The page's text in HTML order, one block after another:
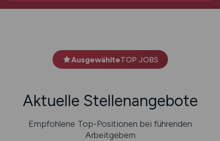
AusgewählteTOP JOBS
Aktuelle Stellenangebote
Empfohlene Top-Positionen bei führenden
Arbeitgebern